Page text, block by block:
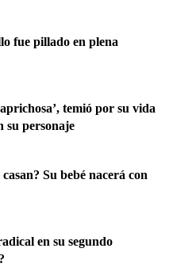
fue pillado en plena
temió por su vida
su personaje
Su bebé nacerá con
en su segundo